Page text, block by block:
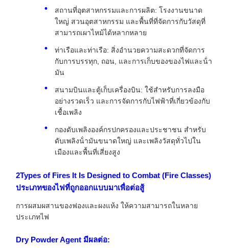
สถานที่อุตสาหกรรมและการผลิต: โรงงานขนาด
ใหญ่ สวนอุตสาหกรรม และพื้นที่ที่จัดการกับวัสดุที่
สามารถเผาไหม้ได้หลากหลาย
ท่าเรือและท่าเรือ: สิ่งอํานวยความสะดวกที่จัดการ
กับการบรรทุก, ถอน, และการเก็บของของไฟและน้ํา
มัน
สนามบินและตู้เก็บเครื่องบิน: ใช้สําหรับการลงมือ
อย่างรวดเร็ว และการจัดการกับไฟฟ้าที่เกี่ยวข้องกับ
เชื้อเพลิง
กองดับเพลิงองค์กรปกครองและประชาชน สําหรับ
ดับเพลิงน้ํามันขนาดใหญ่ และเพลิงวัสดุทั่วไปใน
เมืองและพื้นที่เสี่ยงสูง
2Types of Fires It Is Designed to Combat (Fire Classes)
ประเภทของไฟที่ถูกออกแบบมาเพื่อต่อสู้
การผสมผสานของฟองและผงแห้ง ให้ความสามารถในหลาย
ประเภทไฟ
Dry Powder Agent มีผลต่อ: